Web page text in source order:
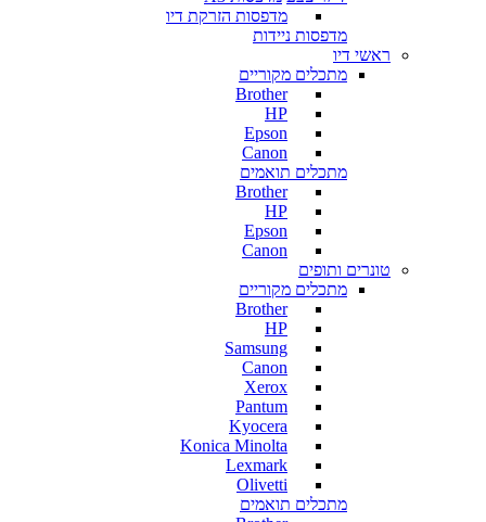
מדפסות הזרקת דיו
מדפסות ניידות
ראשי דיו
מתכלים מקוריים
Brother
HP
Epson
Canon
מתכלים תואמים
Brother
HP
Epson
Canon
טונרים ותופים
מתכלים מקוריים
Brother
HP
Samsung
Canon
Xerox
Pantum
Kyocera
Konica Minolta
Lexmark
Olivetti
מתכלים תואמים